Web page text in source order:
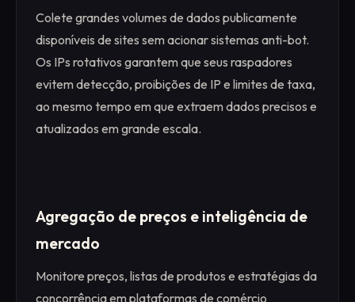
Colete grandes volumes de dados publicamente
disponíveis de sites sem acionar sistemas anti-bot.
Os IPs rotativos garantem que seus raspadores
evitem detecção, proibições de IP e limites de taxa,
ao mesmo tempo em que extraem dados precisos e
atualizados em grande escala.
Agregação de preços e inteligência de
mercado
Monitore preços, listas de produtos e estratégias da
concorrência em plataformas de comércio